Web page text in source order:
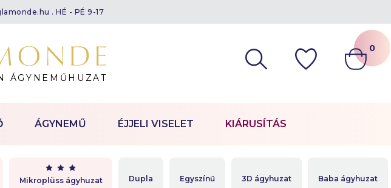
. HÉ - PÉ 9-17
ÁGYNEMŰHUZAT
0
Mikroplüss ágyhuzat Dupla Egyszínű 3D ágyhuzat Baba ágyhuzat
ÁGYNEMŰ ÉJJELI VISELET KIÁRUSÍTÁS